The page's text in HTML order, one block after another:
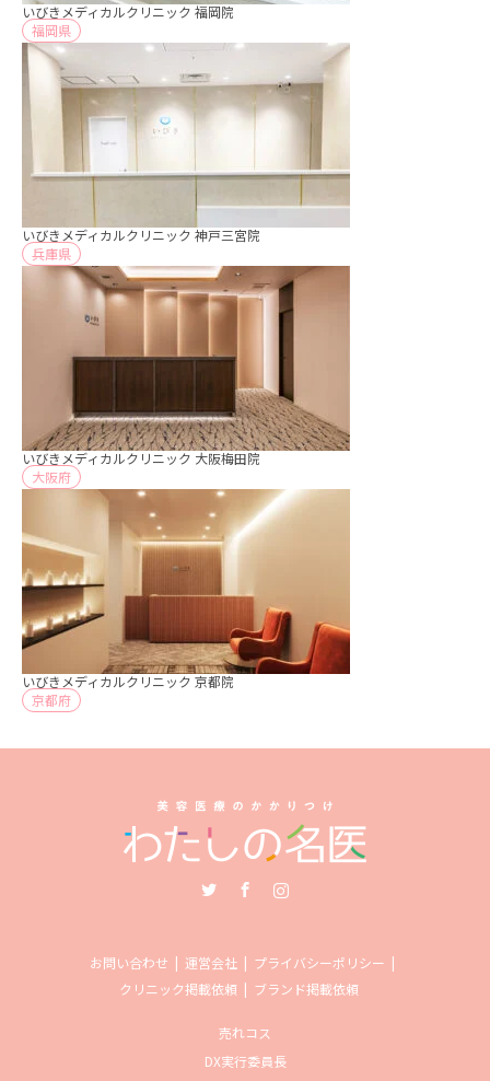
いびきメディカルクリニック 福岡院
福岡県
いびきメディカルクリニック 神戸三宮院
兵庫県
いびきメディカルクリニック 大阪梅田院
大阪府
いびきメディカルクリニック 京都院
京都府
お問い合わせ 運営会社
プライバシーポリシー
クリニック掲載依頼
ブランド掲載依頼
売れコス
DX実行委員長